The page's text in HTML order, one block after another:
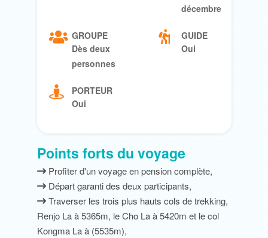
décembre
GROUPE
Dès deux
personnes
GUIDE
Oui
PORTEUR
Oui
Points forts du voyage
Profiter d'un voyage en pension complète,
Départ garanti des deux participants,
Traverser les trois plus hauts cols de trekking,
Renjo La à 5365m, le Cho La à 5420m et le col
Kongma La à (5535m),